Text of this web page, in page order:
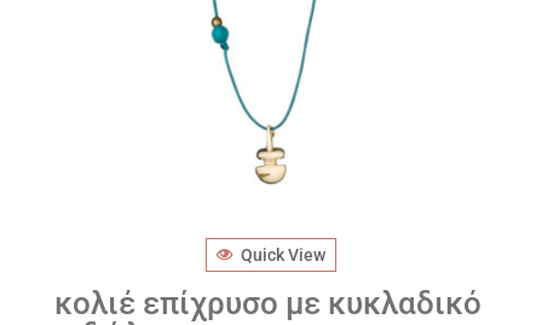
Quick View
κολιέ επίχρυσο με κυκλαδικό